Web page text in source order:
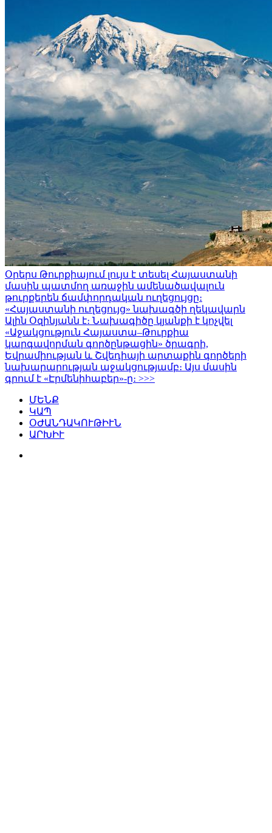
Օրերս Թուրքիայում լույս է տեսել Հայաստանի
մասին պատմող առաջին ամենածավալուն
թուրքերեն ճամփորդական ուղեցույցը։
«Հայաստանի ուղեցույց» նախագծի ղեկավարն
Ալին Օզինյանն է։ Նախագիծը կյանքի է կոչվել
«Աջակցություն Հայաստա–Թուրքիա
կարգավորման գործընթացին» ծրագրի,
Եվրամիության և Շվեդիայի արտաքին գործերի
նախարարության աջակցությամբ։ Այս մասին
գրում է «Էրմենիհաբեր»-ը։ >>>
ՄԵՆՔ
ԿԱՊ
ՕԺԱՆԴԱԿՈՒԹԻՒՆ
ԱՐԽԻՒ